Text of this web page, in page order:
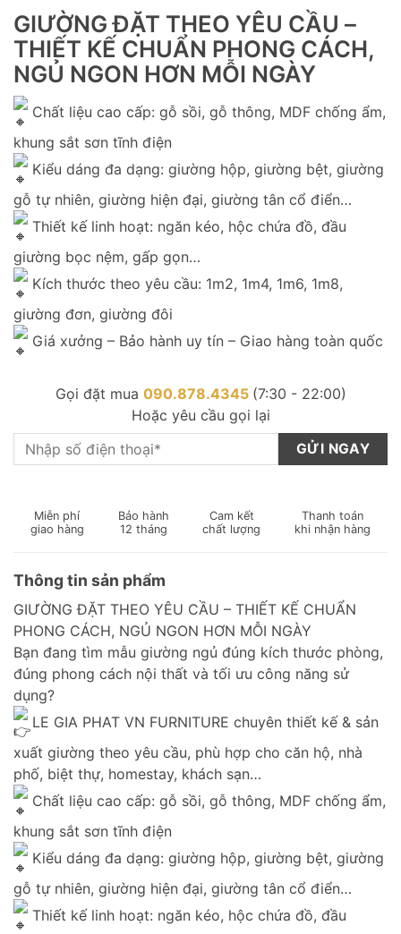
GIƯỜNG ĐẶT THEO YÊU CẦU –
THIẾT KẾ CHUẨN PHONG CÁCH,
NGỦ NGON HƠN MỖI NGÀY
Chất liệu cao cấp: gỗ sồi, gỗ thông, MDF chống ẩm,
khung sắt sơn tĩnh điện
Kiểu dáng đa dạng: giường hộp, giường bệt, giường
gỗ tự nhiên, giường hiện đại, giường tân cổ điển…
Thiết kế linh hoạt: ngăn kéo, hộc chứa đồ, đầu
giường bọc nệm, gấp gọn…
Kích thước theo yêu cầu: 1m2, 1m4, 1m6, 1m8,
giường đơn, giường đôi
Giá xưởng – Bảo hành uy tín – Giao hàng toàn quốc
Gọi đặt mua 090.878.4345 (7:30 - 22:00)
Hoặc yêu cầu gọi lại
Miễn phí
giao hàng
Bảo hành
12 tháng
Cam kết
chất lượng
Thanh toán
khi nhận hàng
Thông tin sản phẩm
GIƯỜNG ĐẶT THEO YÊU CẦU – THIẾT KẾ CHUẨN
PHONG CÁCH, NGỦ NGON HƠN MỖI NGÀY
Bạn đang tìm mẫu giường ngủ đúng kích thước phòng,
đúng phong cách nội thất và tối ưu công năng sử
dụng?
LE GIA PHAT VN FURNITURE chuyên thiết kế & sản
xuất giường theo yêu cầu, phù hợp cho căn hộ, nhà
phố, biệt thự, homestay, khách sạn…
Chất liệu cao cấp: gỗ sồi, gỗ thông, MDF chống ẩm,
khung sắt sơn tĩnh điện
Kiểu dáng đa dạng: giường hộp, giường bệt, giường
gỗ tự nhiên, giường hiện đại, giường tân cổ điển…
Thiết kế linh hoạt: ngăn kéo, hộc chứa đồ, đầu